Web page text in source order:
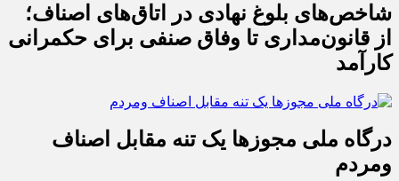
شاخص‌های بلوغ نهادی در اتاق‌های اصناف؛
از قانون‌مداری تا وفاق صنفی برای حکمرانی
کارآمد
درگاه ملی مجوزها یک تنه مقابل اصناف
ومردم